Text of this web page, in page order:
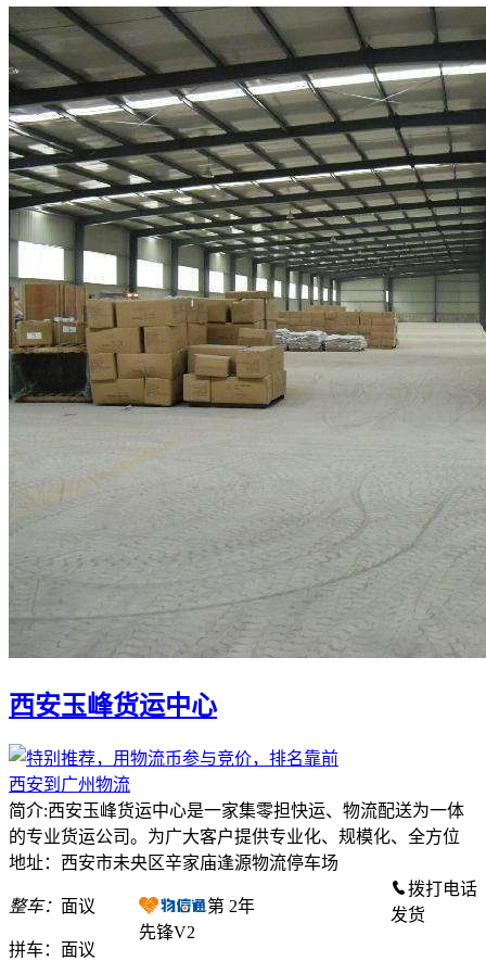
西安玉峰货运中心
西安到广州物流
简介:西安玉峰货运中心是一家集零担快运、物流配送为一体
的专业货运公司。为广大客户提供专业化、规模化、全方位
地址：西安市未央区辛家庙逢源物流停车场
整车： 面议
拼车： 面议
第 2年
先锋V2
拨打电话
发货